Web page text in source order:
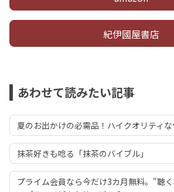
紀伊國屋書店
あわせて読みたい記事
夏のお出かけの必需品！ハイクオリティ
抹茶好きも唸る「抹茶のバイブル」
プライム会員なら今だけ3カ月無料。"聴